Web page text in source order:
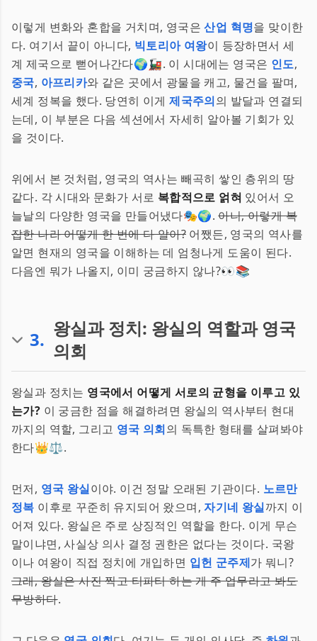
이렇게 변화와 혼합을 거치며, 영국은산업 혁명을 맞이한
다. 여기서 끝이 아니다, 빅토리아 여왕이 등장하면서 세
계 제국으로 뻗어나간다🌍🚂. 이 시대에는 영국은 인도,
중국, 아프리카와 같은 곳에서 광물을 캐고, 물건을 팔며,
세계 정복을 했다. 당연히 이게제국주의의 발달과 연결되
는데, 이 부분은 다음 섹션에서 자세히 알아볼 기회가 있
을 것이다.
위에서 본 것처럼, 영국의 역사는 빼곡히 쌓인 층위의 땅
같다. 각 시대와 문화가 서로 복합적으로 얽혀 있어서 오
늘날의 다양한 영국을 만들어냈다🎭🌍.아니, 이렇게 복
잡한 나라 어떻게 한 번에 다 알아? 어쨌든, 영국의 역사를
알면 현재의 영국을 이해하는 데 엄청나게 도움이 된다.
다음엔 뭐가 나올지, 이미 궁금하지 않나?👀📚
3. 왕실과 정치: 왕실의 역할과 영국
의회
왕실과 정치는 영국에서 어떻게 서로의 균형을 이루고 있
는가? 이 궁금한 점을 해결하려면 왕실의 역사부터 현대
까지의 역할, 그리고 영국 의회의 독특한 형태를 살펴봐야
한다👑⚖️.
먼저, 영국 왕실이야. 이건 정말 오래된 기관이다. 노르만
정복 이후로 꾸준히 유지되어 왔으며,자기네 왕실까지 이
어져 있다. 왕실은 주로 상징적인 역할을 한다. 이게 무슨
말이냐면, 사실상 의사 결정 권한은 없다는 것이다. 국왕
이나 여왕이 직접 정치에 개입하면 입헌 군주제가 뭐니?
그래, 왕실은 사진 찍고 티파티 하는 게 주 업무라고 봐도
무방하다.